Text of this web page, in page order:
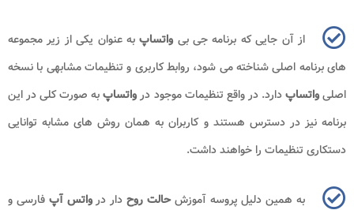
از آن جایی که برنامه جی بی واتساپبه عنوان یکی از زیر مجموعه
های برنامه اصلی شناخته می شود، روابط کاربری و تنظیمات مشابهی با نسخه
اصلیواتساپدارد. در واقع تنظیمات موجود درواتساپبه صورت کلی در این
برنامه نیز در دسترس هستند و کاربران به همان روش های مشابه توانایی
دستکاری تنظیمات را خواهند داشت.
به همین دلیل پروسه آموزشحالت روح دار درواتس آپفارسی و